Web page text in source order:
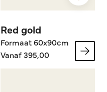
Red gold
Formaat 60x90cm
Vanaf 395,00